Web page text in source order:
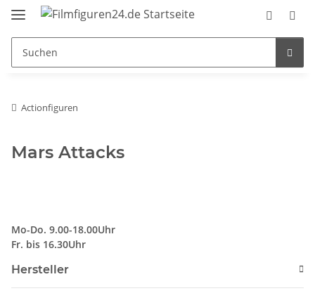
Actionfiguren
Mars Attacks
Mo-Do. 9.00-18.00Uhr
Fr. bis 16.30Uhr
Hersteller